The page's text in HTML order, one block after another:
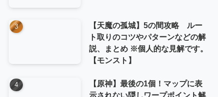
【天魔の孤城】5の間攻略 ルー
ト取りのコツやパターンなどの解
説、まとめ ※個人的な見解です。
【モンスト】
【原神】最後の1個！マップに表
示されない隠しワープポイント解